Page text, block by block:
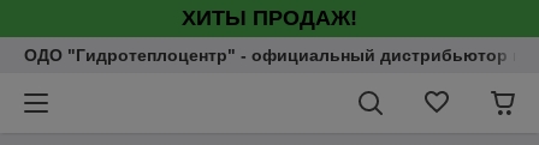
ХИТЫ ПРОДАЖ!
ОДО "Гидротеплоцентр" - официальный дистрибьютор